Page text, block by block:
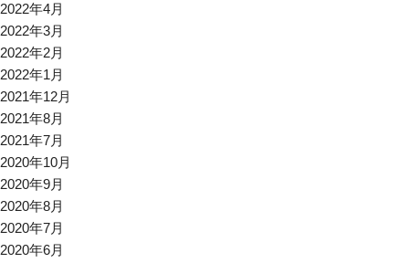
2022年4月
2022年3月
2022年2月
2022年1月
2021年12月
2021年8月
2021年7月
2020年10月
2020年9月
2020年8月
2020年7月
2020年6月